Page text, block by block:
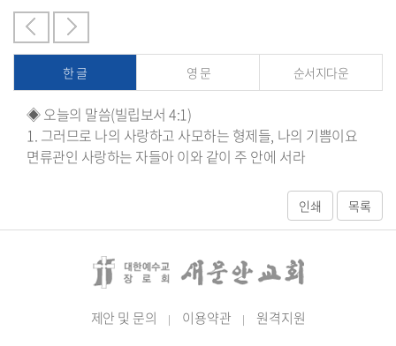
한 글 영 문 순서지다운
◈ 오늘의 말씀(빌립보서 4:1)
1. 그러므로 나의 사랑하고 사모하는 형제들, 나의 기쁨이요
면류관인 사랑하는 자들아 이와 같이 주 안에 서라
제안 및 문의 | 이용약관 | 원격지원